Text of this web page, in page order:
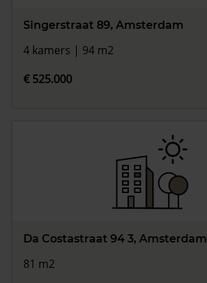
Singerstraat 89, Amsterdam
4 kamers | 94 m2
€ 525.000
Da Costastraat 94 3, Amsterdam
81 m2